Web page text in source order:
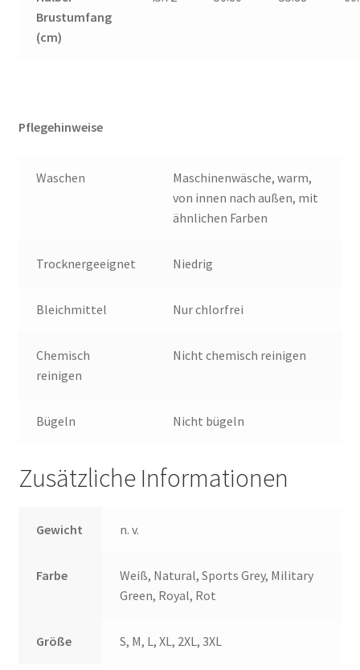
Brustumfang
(cm)
Pflegehinweise
Waschen
Maschinenwäsche, warm,
von innen nach außen, mit
ähnlichen Farben
Trocknergeeignet Niedrig
Bleichmittel Nur chlorfrei
Chemisch
reinigen
Nicht chemisch reinigen
Bügeln Nicht bügeln
Zusätzliche Informationen
Gewicht n. v.
Farbe
Weiß, Natural, Sports Grey, Military
Green, Royal, Rot
Größe S, M, L, XL, 2XL, 3XL